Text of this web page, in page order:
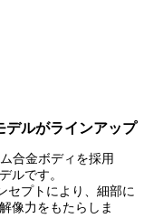
デルがラインアップ
合金ボディを採用
ルです。
セプトにより、細部に
像力をもたらしま